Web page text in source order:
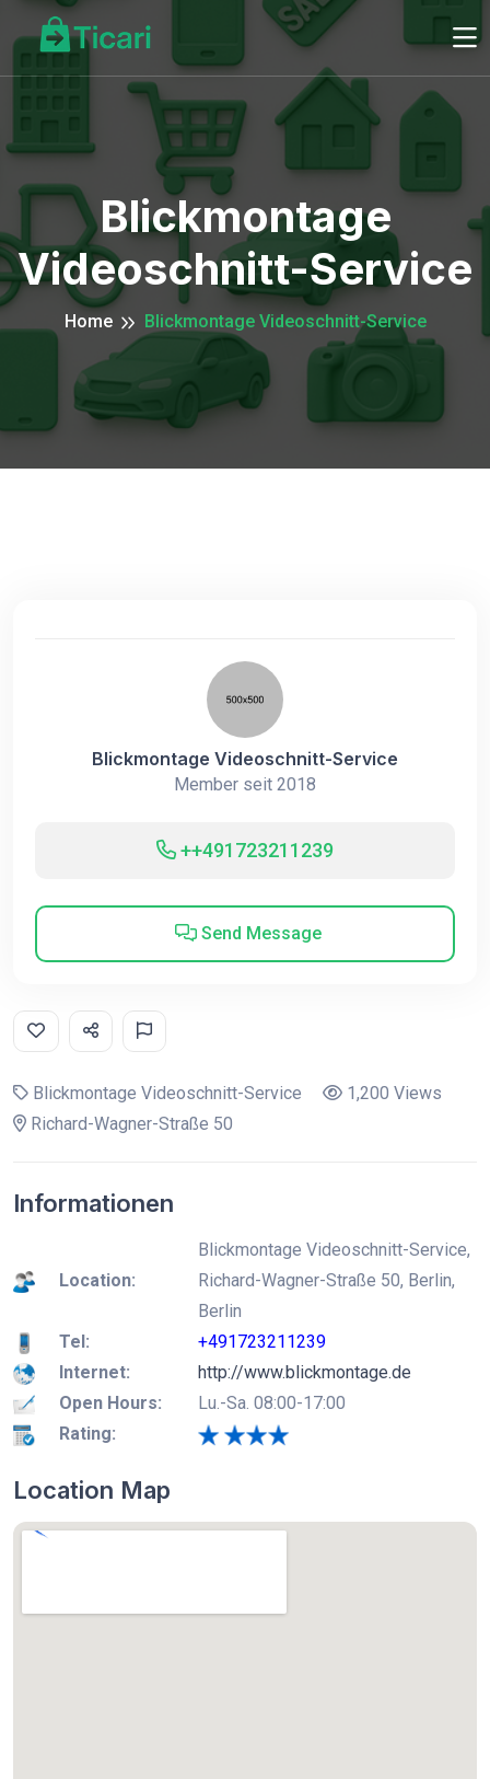
Blickmontage
Videoschnitt-Service
Home Blickmontage Videoschnitt-Service
Blickmontage Videoschnitt-Service
Member seit 2018
++491723211239
Send Message
Blickmontage Videoschnitt-Service
1,200 Views
Richard-Wagner-Straße 50
Informationen
Location:
Blickmontage Videoschnitt-Service,
Richard-Wagner-Straße 50, Berlin,
Berlin
Tel:
+491723211239
Internet:
http://www.blickmontage.de
Open Hours:
Lu.-Sa. 08:00-17:00
Rating:
Location Map